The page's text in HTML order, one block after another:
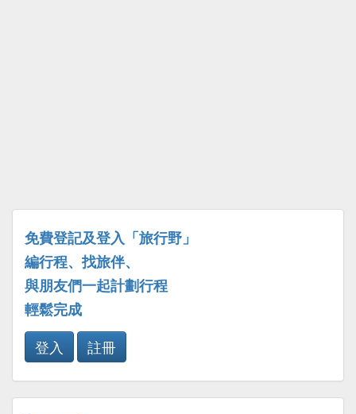
免費登記及登入「旅行野」
編行程、找旅伴、
與朋友們一起計劃行程
輕鬆完成
登入
註冊